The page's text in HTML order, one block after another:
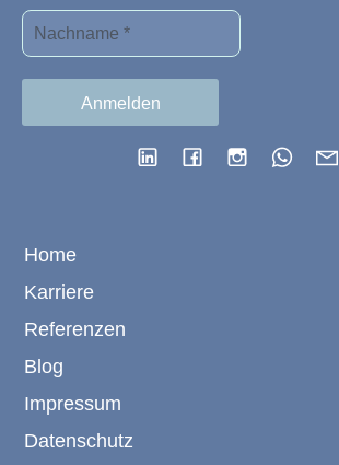
Home
Karriere
Referenzen
Blog
Impressum
Datenschutz